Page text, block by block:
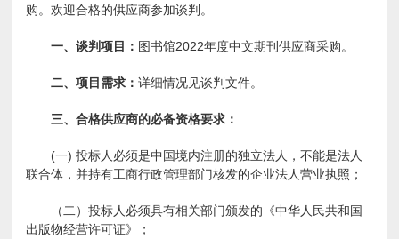
购。欢迎合格的供应商参加谈判。
一、谈判项目： 图书馆2022年度中文期刊供应商采购。
二、项目需求：详细情况见谈判文件。
三、合格供应商的必备资格要求：
(一) 投标人必须是中国境内注册的独立法人，不能是法人
联合体，并持有工商行政管理部门核发的企业法人营业执照；
（二）投标人必须具有相关部门颁发的《中华人民共和国
出版物经营许可证》；